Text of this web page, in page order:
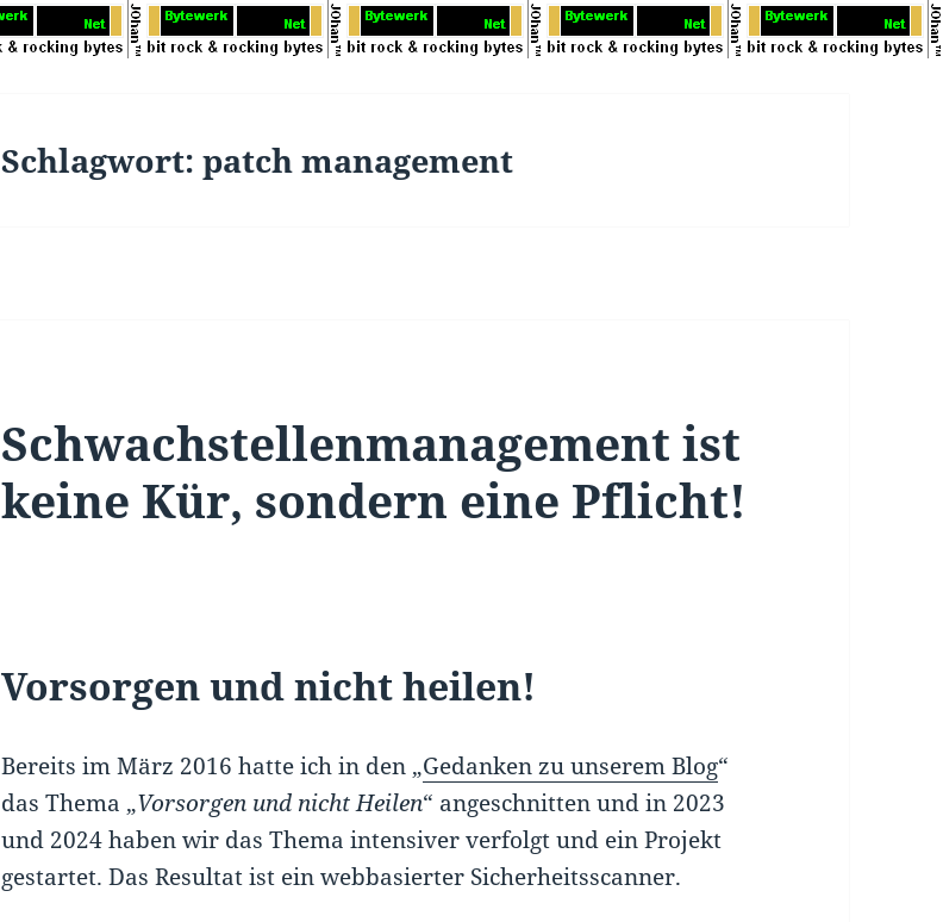
Schlagwort:patch management
Schwachstellenmanagement ist
keine Kür, sondern eine Pflicht!
Vorsorgen und nicht heilen!
Bereits im März 2016 hatte ich in den „Gedanken zu unserem Blog“
das Thema „Vorsorgen und nicht Heilen“ angeschnitten und in 2023
und 2024 haben wir das Thema intensiver verfolgt und ein Projekt
gestartet. Das Resultat ist ein webbasierter Sicherheitsscanner.